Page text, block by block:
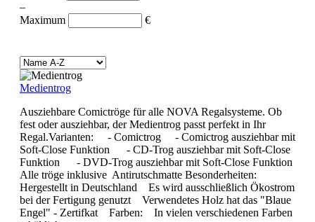
–
Maximum
€
Medientrog
Ausziehbare Comictröge für alle NOVA Regalsysteme. Ob
fest oder ausziehbar, der Medientrog passt perfekt in Ihr
Regal.Varianten: - Comictrog - Comictrog ausziehbar mit
Soft-Close Funktion - CD-Trog ausziehbar mit Soft-Close
Funktion - DVD-Trog ausziehbar mit Soft-Close Funktion
Alle tröge inklusive Antirutschmatte Besonderheiten:
Hergestellt in Deutschland Es wird ausschließlich Ökostrom
bei der Fertigung genutzt Verwendetes Holz hat das "Blaue
Engel" - Zertifkat Farben: In vielen verschiedenen Farben